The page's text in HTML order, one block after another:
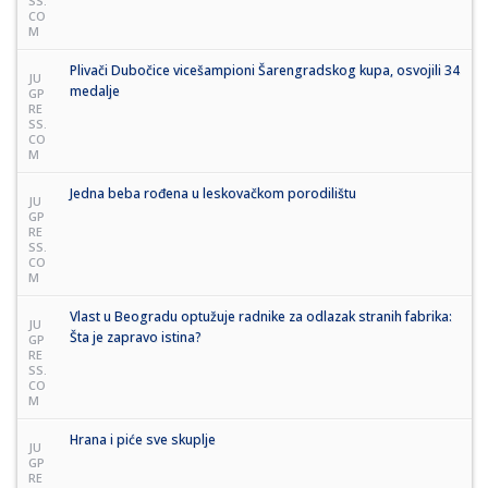
CO
M
JU
GP
RE
SS.
CO
M
Plivači Dubočice vicešampioni Šarengradskog kupa, osvojili 34
medalje
JU
GP
RE
SS.
CO
M
Jedna beba rođena u leskovačkom porodilištu
JU
GP
RE
SS.
CO
M
Vlast u Beogradu optužuje radnike za odlazak stranih fabrika:
Šta je zapravo istina?
JU
GP
RE
Hrana i piće sve skuplje